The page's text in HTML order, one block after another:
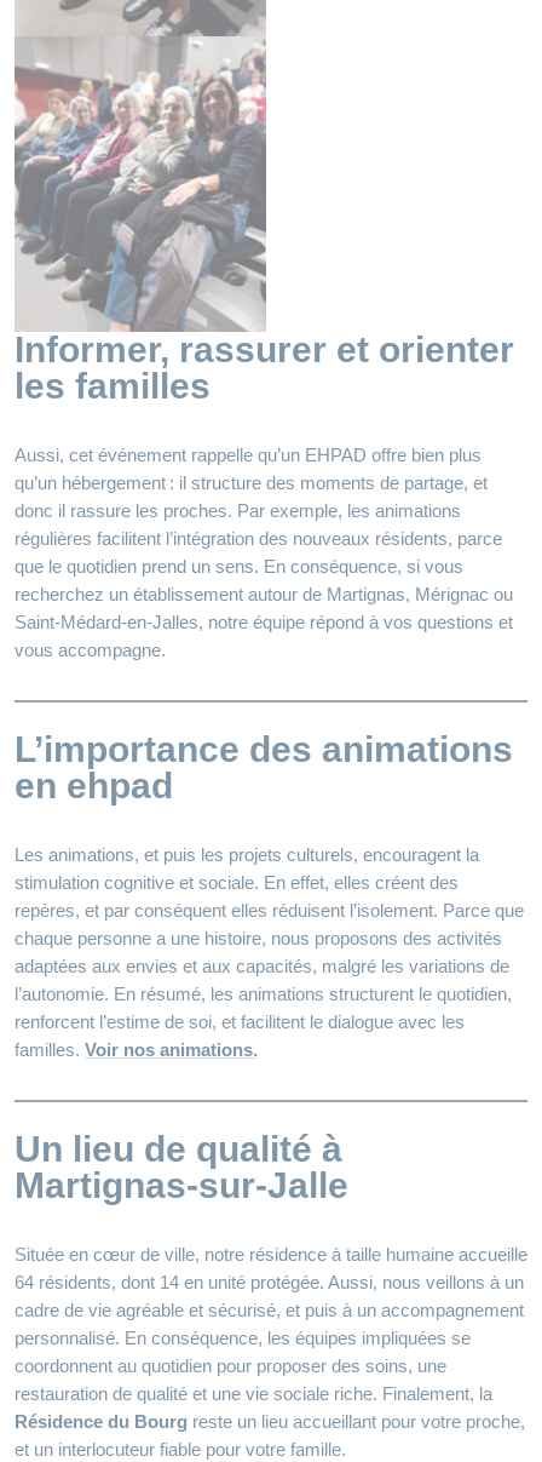
Informer, rassurer et orienter
les familles
Aussi, cet événement rappelle qu’un EHPAD offre bien plus
qu’un hébergement : il structure des moments de partage, et
donc il rassure les proches. Par exemple, les animations
régulières facilitent l’intégration des nouveaux résidents, parce
que le quotidien prend un sens. En conséquence, si vous
recherchez un établissement autour de Martignas, Mérignac ou
Saint‑Médard‑en‑Jalles, notre équipe répond à vos questions et
vous accompagne.
L’importance des animations
en ehpad
Les animations, et puis les projets culturels, encouragent la
stimulation cognitive et sociale. En effet, elles créent des
repères, et par conséquent elles réduisent l’isolement. Parce que
chaque personne a une histoire, nous proposons des activités
adaptées aux envies et aux capacités, malgré les variations de
l’autonomie. En résumé, les animations structurent le quotidien,
renforcent l’estime de soi, et facilitent le dialogue avec les
familles. Voir nos animations.
Un lieu de qualité à
Martignas-sur-Jalle
Située en cœur de ville, notre résidence à taille humaine accueille
64 résidents, dont 14 en unité protégée. Aussi, nous veillons à un
cadre de vie agréable et sécurisé, et puis à un accompagnement
personnalisé. En conséquence, les équipes impliquées se
coordonnent au quotidien pour proposer des soins, une
restauration de qualité et une vie sociale riche. Finalement, la
Résidence du Bourg reste un lieu accueillant pour votre proche,
et un interlocuteur fiable pour votre famille.